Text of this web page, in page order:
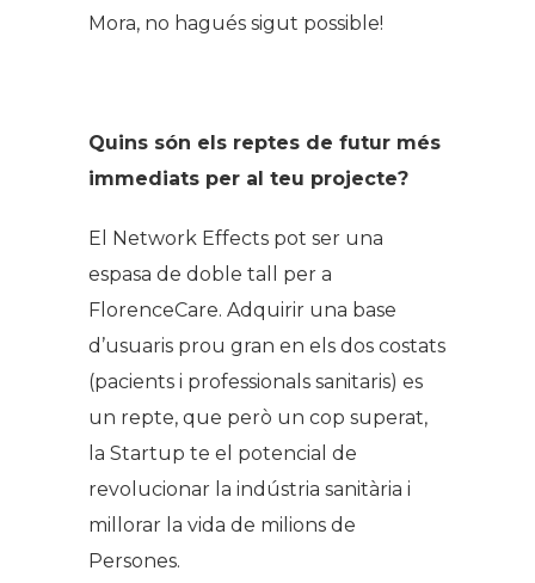
Mora, no hagués sigut possible!
Quins són els reptes de futur més
immediats per al teu projecte?
El Network Effects pot ser una
espasa de doble tall per a
FlorenceCare. Adquirir una base
d’usuaris prou gran en els dos costats
(pacients i professionals sanitaris) es
un repte, que però un cop superat,
la Startup te el potencial de
revolucionar la indústria sanitària i
millorar la vida de milions de
Persones.